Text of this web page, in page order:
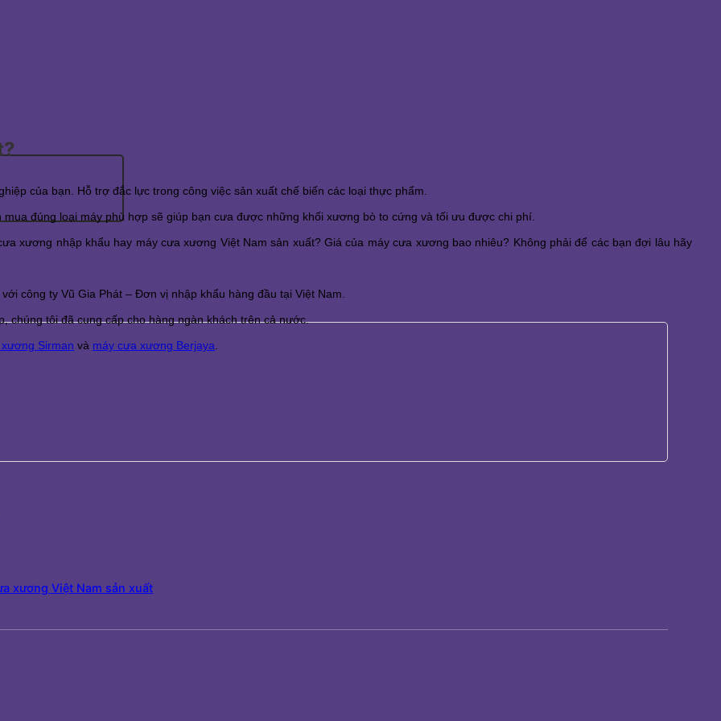
của bạn. Hỗ trợ đắc lực trong công việc sản xuất chế biến các loại thực phẩm.
đúng loại máy phù hợp sẽ giúp bạn cưa được những khối xương bò to cứng và tối ưu được chi phí.
xương nhập khẩu hay máy cưa xương Việt Nam sản xuất? Giá của máy cưa xương bao nhiêu? Không phải để các bạn đợi lâu hãy
công ty Vũ Gia Phát – Đơn vị nhập khẩu hàng đầu tại Việt Nam.
chúng tôi đã cung cấp cho hàng ngàn khách trên cả nước.
Sirman và máy cưa xương Berjaya
xương Việt Nam sản xuất